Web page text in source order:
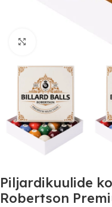
Piljardikuulide
Robertson